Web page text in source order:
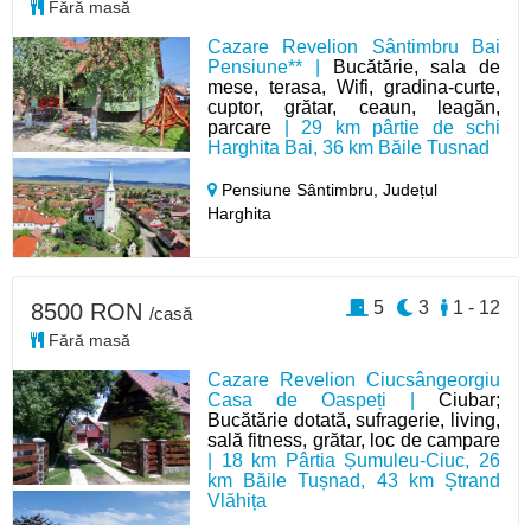
Cazare Revelion Sântimbru Bai
Pensiune** |
Bucătărie, sala de
mese, terasa, Wifi, gradina-curte,
cuptor, grătar, ceaun, leagăn,
parcare | 29 km pârtie de schi
Harghita Bai, 36 km Băile Tusnad
Pensiune Sântimbru,Județul
Harghita
Fără masă
Cazare Revelion Ciucsângeorgiu
Casa de Oaspeți | Ciubar;
Bucătărie dotată, sufragerie, living,
sală fitness, grătar, loc de campare
| 18 km Pârtia Șumuleu-Ciuc, 26
km Băile Tușnad, 43 km Ștrand
Vlăhița
8500 RON /casă
Fără masă
1 - 12
3
5